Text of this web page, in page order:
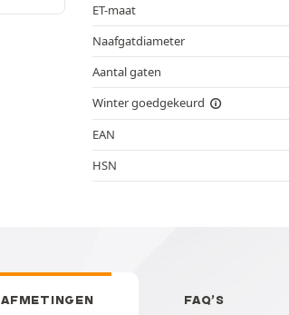
ET-maat
Naafgatdiameter
Aantal gaten
Winter goedgekeurd
EAN
HSN
AFMETINGEN FAQ’S